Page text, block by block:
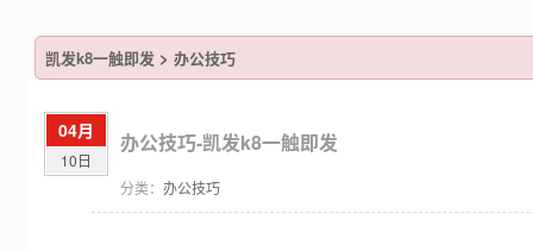
凯发k8一触即发> 办公技巧
04月
10日
办公技巧-凯发k8一触即发
分类： 办公技巧